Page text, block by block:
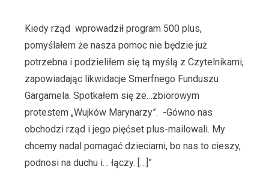
Kiedy rząd wprowadził program 500 plus,
pomyślałem że nasza pomoc nie będzie już
potrzebna i podzieliłem się tą myślą z Czytelnikami,
zapowiadając likwidacje Smerfnego Funduszu
Gargamela. Spotkałem się ze…zbiorowym
protestem „Wujków Marynarzy”. -Gówno nas
obchodzi rząd i jego pięćset plus-mailowali. My
chcemy nadal pomagać dzieciarni, bo nas to cieszy,
podnosi na duchu i… łączy. […]”